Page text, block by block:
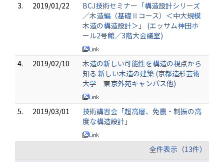
3.
2019/01/22
BCJ技術セミナー「構造設計シリーズ
／木造編（基礎Ⅱコース）＜中大規模
木造の構造設計＞」 (エッサム神田ホ
ール2号館／3階大会議室)
4. 2019/02/10
木造の新しい可能性を構造の視点から
知る 新しい木造の建築 (京都造形芸術
大学 東京外苑キャンパス他)
5. 2019/03/01
技術講習会「超高層、免震・制振の高
度な構造設計」
全件表示（13件）